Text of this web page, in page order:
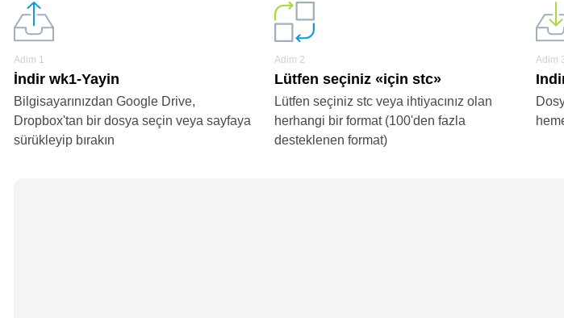
Adim 1
İndir wk1-Yayin
Bilgisayarınızdan Google Drive,
Dropbox'tan bir dosya seçin veya sayfaya
sürükleyip bırakın
Adim 2
Lütfen seçiniz «için stc»
Lütfen seçiniz stc veya ihtiyacınız olan
herhangi bir format (100'den fazla
desteklenen format)
Adim